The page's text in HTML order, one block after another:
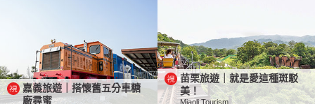
嘉義旅遊｜搭懷舊五分車糖
廠尋蜜
苗栗旅遊｜就是愛這種斑駁
美！
Miaoli Tourism